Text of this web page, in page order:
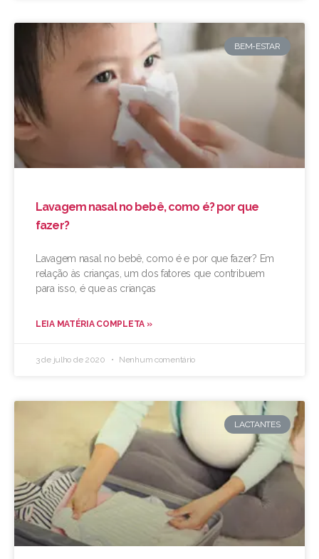
BEM-ESTAR
Lavagem nasal no bebê, como é? por que
fazer?
Lavagem nasal no bebê, como é e por que fazer? Em
relação às crianças, um dos fatores que contribuem
para isso, é que as crianças
LEIA MATÉRIA COMPLETA »
3 de julho de 2020 Nenhum comentário
LACTANTES